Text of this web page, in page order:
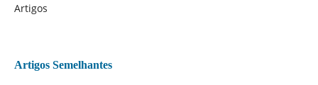
Artigos
Artigos Semelhantes